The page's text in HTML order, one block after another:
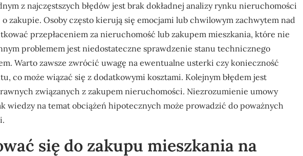
z najczęstszych błędów jest brak dokładnej analizy rynku nieruchomości
zakupie. Osoby często kierują się emocjami lub chwilowym zachwytem nad
przepłaceniem za nieruchomość lub zakupem mieszkania, które nie
problemem jest niedostateczne sprawdzenie stanu technicznego
Warto zawsze zwrócić uwagę na ewentualne usterki czy konieczność
co może wiązać się z dodatkowymi kosztami. Kolejnym błędem jest
związanych z zakupem nieruchomości. Niezrozumienie umowy
wiedzy na temat obciążeń hipotecznych może prowadzić do poważnych
się do zakupu mieszkania na